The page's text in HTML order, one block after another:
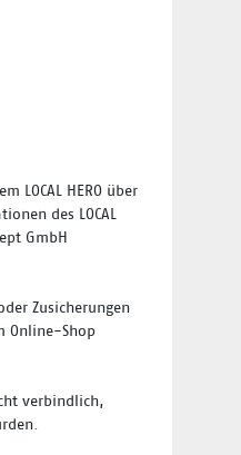
LOCAL HERO über
des LOCAL
GmbH
Zusicherungen
Online-Shop
verbindlich,